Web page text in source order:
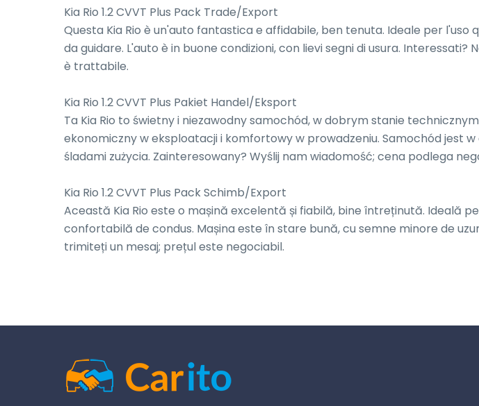
Kia Rio 1.2 CVVT Plus Pack Trade/Export
Questa Kia Rio è un'auto fantastica e affidabile, ben tenuta. Ideale per l'uso
da guidare. L'auto è in buone condizioni, con lievi segni di usura.
è trattabile.
Kia Rio 1.2 CVVT Plus Pakiet Handel/Eksport
Ta Kia Rio to świetny i niezawodny samochód, w dobrym stanie
ekonomiczny w eksploatacji i komfortowy w prowadzeniu. Samochód jest
śladami zużycia. Zainteresowany? Wyślij nam wiadomość; cena podlega
Kia Rio 1.2 CVVT Plus Pack Schimb/Export
Această Kia Rio este o mașină excelentă și fiabilă, bine întreținută. Ideală
confortabilă de condus. Mașina este în stare bună, cu semne minore de
trimiteți un mesaj; prețul este negociabil.